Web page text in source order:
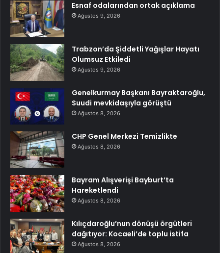
Esnaf odalarından ortak açıklama
Ağustos 9, 2026
Trabzon’da Şiddetli Yağışlar Hayatı
Olumsuz Etkiledi
Ağustos 9, 2026
Genelkurmay Başkanı Bayraktaroğlu,
Suudi mevkidaşıyla görüştü
Ağustos 8, 2026
CHP Genel Merkezi Temizlikte
Ağustos 8, 2026
Bayram Alışverişi Bayburt’ta
Hareketlendi
Ağustos 8, 2026
Kılıçdaroğlu’nun dönüşü örgütleri
dağıtıyor: Kocaeli’de toplu istifa
Ağustos 8, 2026